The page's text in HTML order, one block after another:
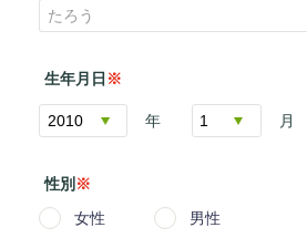
生年月日 ※
年 月
性別 ※
女性
男性